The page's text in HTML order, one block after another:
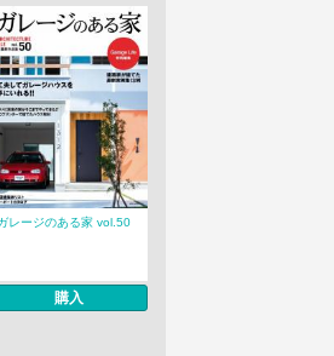
レージのある家 vol.50
購入